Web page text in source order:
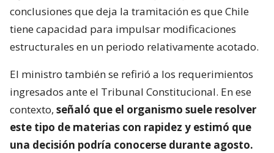
conclusiones que deja la tramitación es que Chile
tiene capacidad para impulsar modificaciones
estructurales en un periodo relativamente acotado.
El ministro también se refirió a los requerimientos
ingresados ante el Tribunal Constitucional. En ese
contexto, señaló que el organismo suele resolver
este tipo de materias con rapidez y estimó que
una decisión podría conocerse durante agosto.